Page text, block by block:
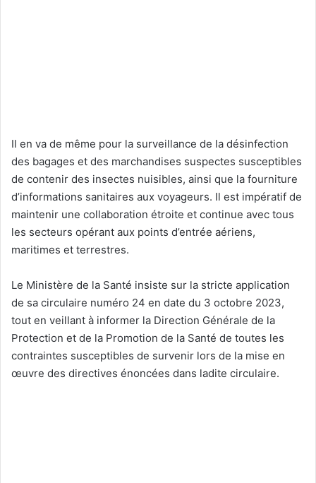
Il en va de même pour la surveillance de la désinfection
des bagages et des marchandises suspectes susceptibles
de contenir des insectes nuisibles, ainsi que la fourniture
d’informations sanitaires aux voyageurs. Il est impératif de
maintenir une collaboration étroite et continue avec tous
les secteurs opérant aux points d’entrée aériens,
maritimes et terrestres.
Le Ministère de la Santé insiste sur la stricte application
de sa circulaire numéro 24 en date du 3 octobre 2023,
tout en veillant à informer la Direction Générale de la
Protection et de la Promotion de la Santé de toutes les
contraintes susceptibles de survenir lors de la mise en
œuvre des directives énoncées dans ladite circulaire.